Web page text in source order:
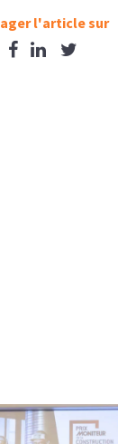
l'article sur